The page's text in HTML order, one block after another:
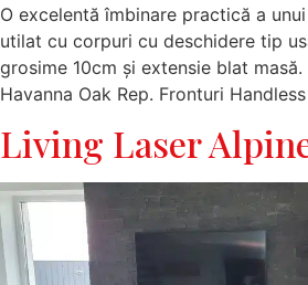
O excelentă îmbinare practică a
utilat cu corpuri cu deschidere tip
grosime 10cm și extensie blat
Havanna Oak Rep. Fronturi
Living Laser